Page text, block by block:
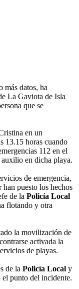
más datos, ha
La Gaviota de Isla
que se
en un
13.15 horas cuando
112 en el
auxilio en dicha playa.
de emergencia,
puesto los hechos
de la Policía Local
flotando y otra
la movilización de
activada la
de playas.
de la Policía Local y
el punto del incidente.